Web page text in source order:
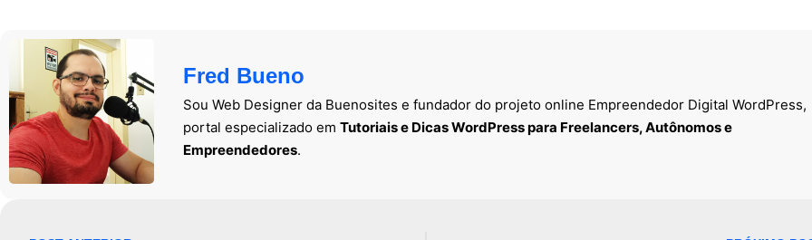
Fred Bueno
Sou Web Designer da Buenosites e fundador do projeto online Empreendedor Digital WordPress,
portal especializado em Tutoriais e Dicas WordPress para Freelancers, Autônomos e
Empreendedores.